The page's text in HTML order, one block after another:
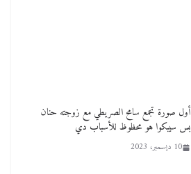
أول صورة تجمع سامح الصريطي مع زوجته حنان
بس سيبكوا هو محظوظ للأسباب دي
10 ديسمبر، 2023